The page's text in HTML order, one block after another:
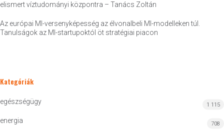
elismert víztudományi központra – Tanács Zoltán
Az európai MI-versenyképesség az élvonalbeli MI-modelleken túl.
Tanulságok az MI-startupoktól öt stratégiai piacon
Kategóriák
egészségügy 1 115
energia 708